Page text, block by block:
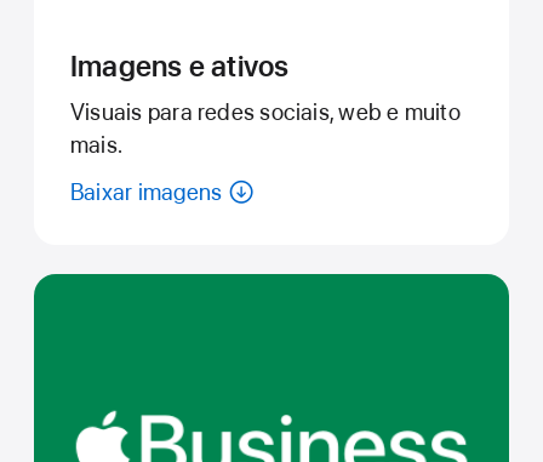
Imagens e ativos
Visuais para redes sociais, web e muito
mais.
Baixar imagens